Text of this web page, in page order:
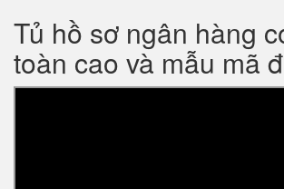
Tủ hồ sơ ngân hàng
toàn cao và mẫu mã